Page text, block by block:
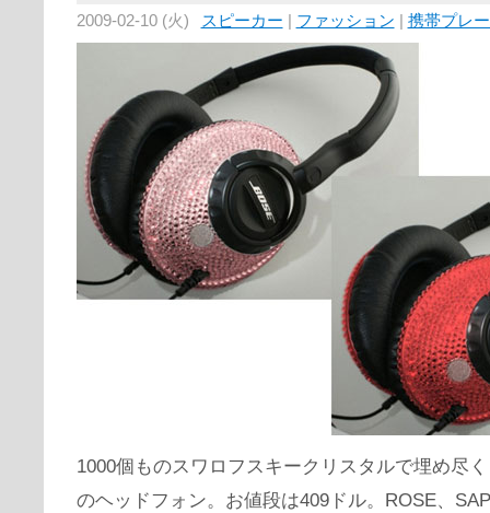
2009-02-10 (火) スピーカー ファッション 携帯プレ
1000個ものスワロフスキークリスタルで埋め尽
のヘッドフォン。お値段は409ドル。ROSE、